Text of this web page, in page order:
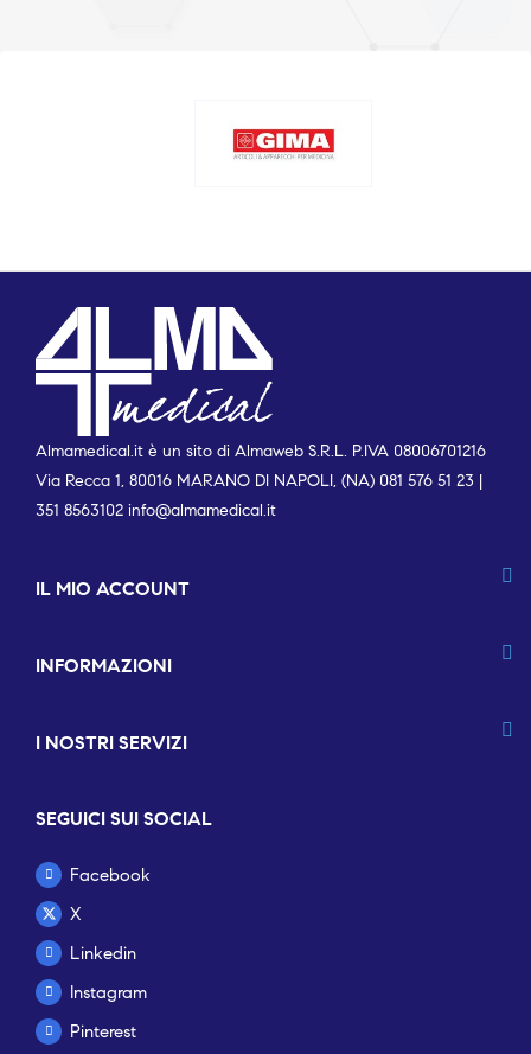
Almamedical.it è un sito di Almaweb S.R.L. P.IVA 08006701216
Via Recca 1, 80016 MARANO DI NAPOLI, (NA) 081 576 51 23 |
351 8563102 info@almamedical.it
IL MIO ACCOUNT
INFORMAZIONI
I NOSTRI SERVIZI
SEGUICI SUI SOCIAL
Facebook
X
Linkedin
Instagram
Pinterest